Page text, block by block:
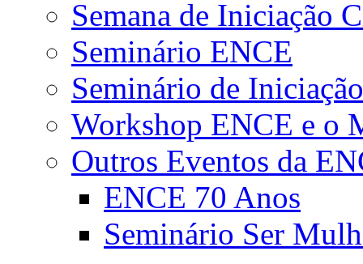
Semana de Iniciação
Seminário ENCE
Seminário de
Workshop ENCE e o
Outros Eventos da
ENCE 70 Anos
Seminário Ser